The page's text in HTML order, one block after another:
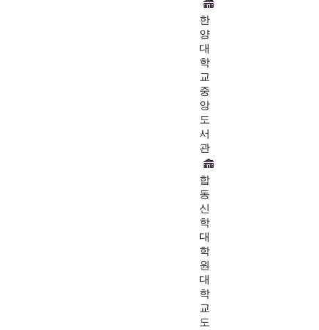
한
양
대
학
교
중
앙
도
서
관
합
동
신
학
대
학
원
대
학
교
도